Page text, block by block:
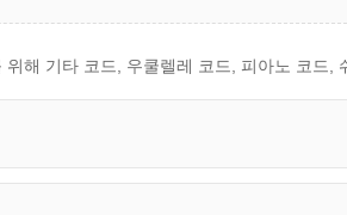
해 기타 코드, 우쿨렐레 코드, 피아노 코드,